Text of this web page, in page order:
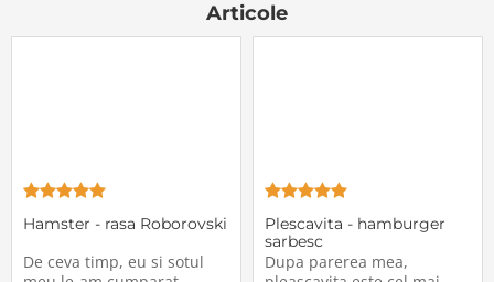
secvențele de mai jos,
cu 20:00 (ora României).
Show-ul va putea […]The
Articole
Hamster - rasa Roborovski
De ceva timp, eu si sotul
Plescavita - hamburger
sarbesc
Dupa parerea mea,